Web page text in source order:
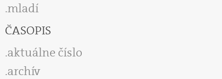
mladí
ČASOPIS
aktuálne číslo
archív